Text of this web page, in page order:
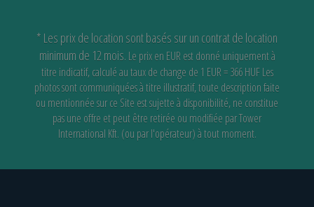
* Les prix de location sont basés sur un contrat de location
minimum de 12 mois. Le prix en EUR est donné uniquement à
titre indicatif, calculé au taux de change de 1 EUR = 366 HUFLes
photos sont communiquées à titre illustratif, toute description faite
ou mentionnée sur ce Site est sujette à disponibilité,ne constitue
pas une offre et peut être retirée ou modifiée par Tower
International Kft. (ou par l'opérateur) à tout moment.